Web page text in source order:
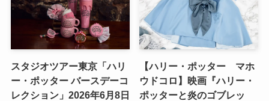
スタジオツアー東京「ハリ
ー・ポッター バースデーコ
レクション」2026年6月8日
【ハリー・ポッター マホ
ウドコロ】映画『ハリー・
ポッターと炎のゴブレッ